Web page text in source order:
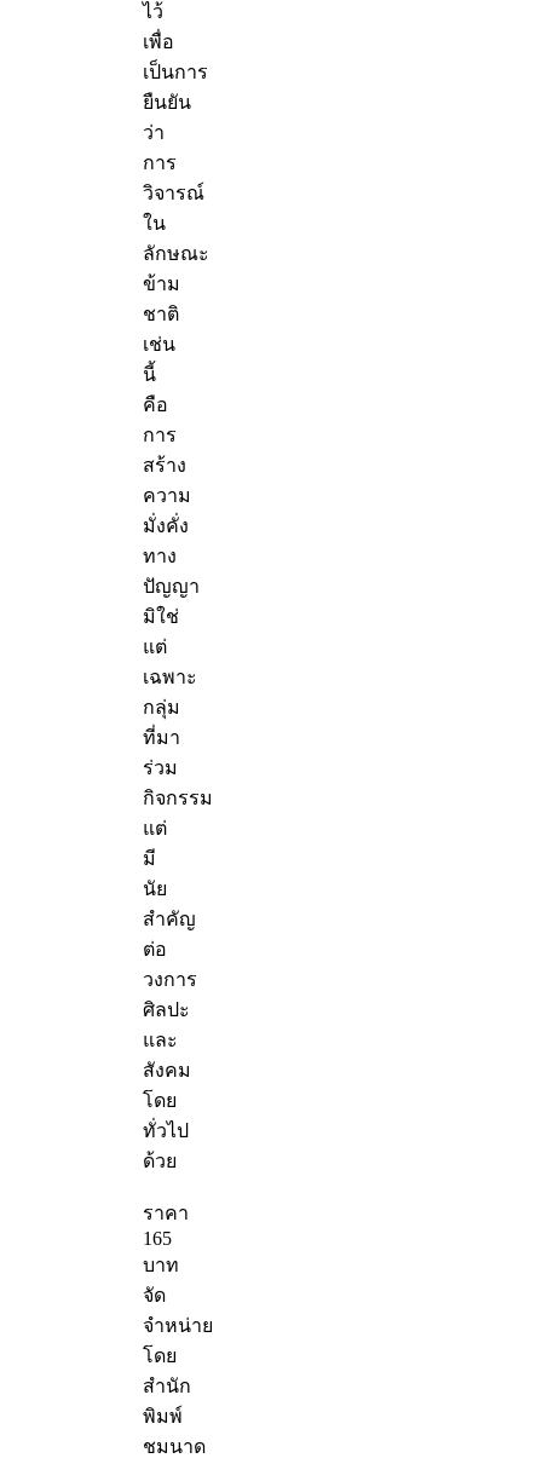
ไว้
เพื่อ
เป็นการ
ยืนยัน
ว่า
การ
วิจารณ์
ใน
ลักษณะ
ข้าม
ชาติ
เช่น
นี้
คือ
การ
สร้าง
ความ
มั่งคั่ง
ทาง
ปัญญา
มิใช่
แต่
เฉพาะ
กลุ่ม
ที่มา
ร่วม
กิจกรรม
แต่
มี
นัย
สำคัญ
ต่อ
วงการ
ศิลปะ
และ
สังคม
โดย
ทั่วไป
ด้วย
ราคา
165
บาท
จัด
จำหน่าย
โดย
สำนัก
พิมพ์
ชมนาด